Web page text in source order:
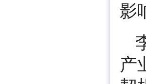
影
产